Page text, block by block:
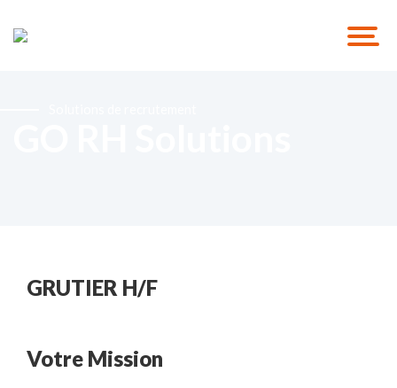
GRUTIER H/F
Votre Mission